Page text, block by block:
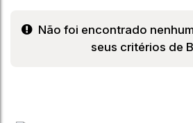
Não foi encontrado
seus critérios de